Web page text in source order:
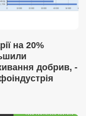
на 20%
добрив, -